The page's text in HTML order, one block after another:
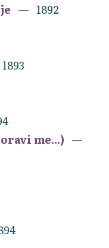
1892
1893
me...)